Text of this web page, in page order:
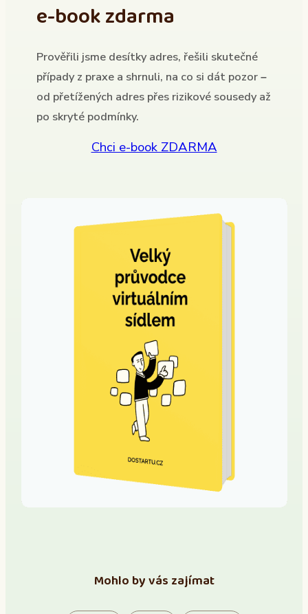
e-book zdarma
Prověřili jsme desítky adres, řešili skutečné
případy z praxe a shrnuli, na co si dát pozor –
od přetížených adres přes rizikové sousedy až
po skryté podmínky.
Chci e-book ZDARMA
Mohlo by vás zajímat